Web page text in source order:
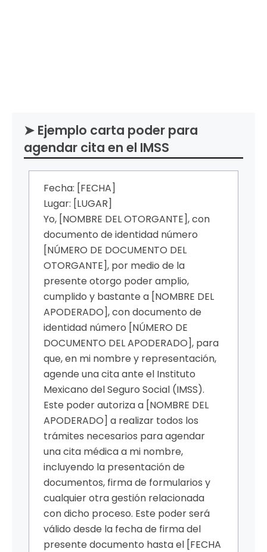
➤ Ejemplo carta poder para
agendar cita en el IMSS
Fecha: [FECHA]
Lugar: [LUGAR]
Yo, [NOMBRE DEL OTORGANTE], con
documento de identidad número
[NÚMERO DE DOCUMENTO DEL
OTORGANTE], por medio de la
presente otorgo poder amplio,
cumplido y bastante a [NOMBRE DEL
APODERADO], con documento de
identidad número [NÚMERO DE
DOCUMENTO DEL APODERADO], para
que, en mi nombre y representación,
agende una cita ante el Instituto
Mexicano del Seguro Social (IMSS).
Este poder autoriza a [NOMBRE DEL
APODERADO] a realizar todos los
trámites necesarios para agendar
una cita médica a mi nombre,
incluyendo la presentación de
documentos, firma de formularios y
cualquier otra gestión relacionada
con dicho proceso. Este poder será
válido desde la fecha de firma del
presente documento hasta el [FECHA